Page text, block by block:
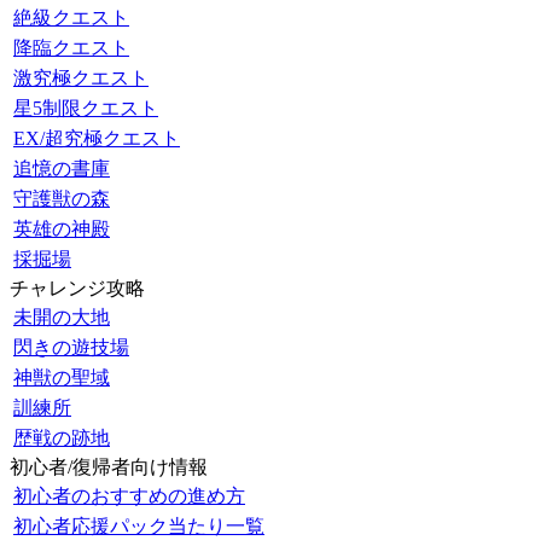
絶級クエスト
降臨クエスト
激究極クエスト
星5制限クエスト
EX/超究極クエスト
追憶の書庫
守護獣の森
英雄の神殿
採掘場
チャレンジ攻略
未開の大地
閃きの遊技場
神獣の聖域
訓練所
歴戦の跡地
初心者/復帰者向け情報
初心者のおすすめの進め方
初心者応援パック当たり一覧